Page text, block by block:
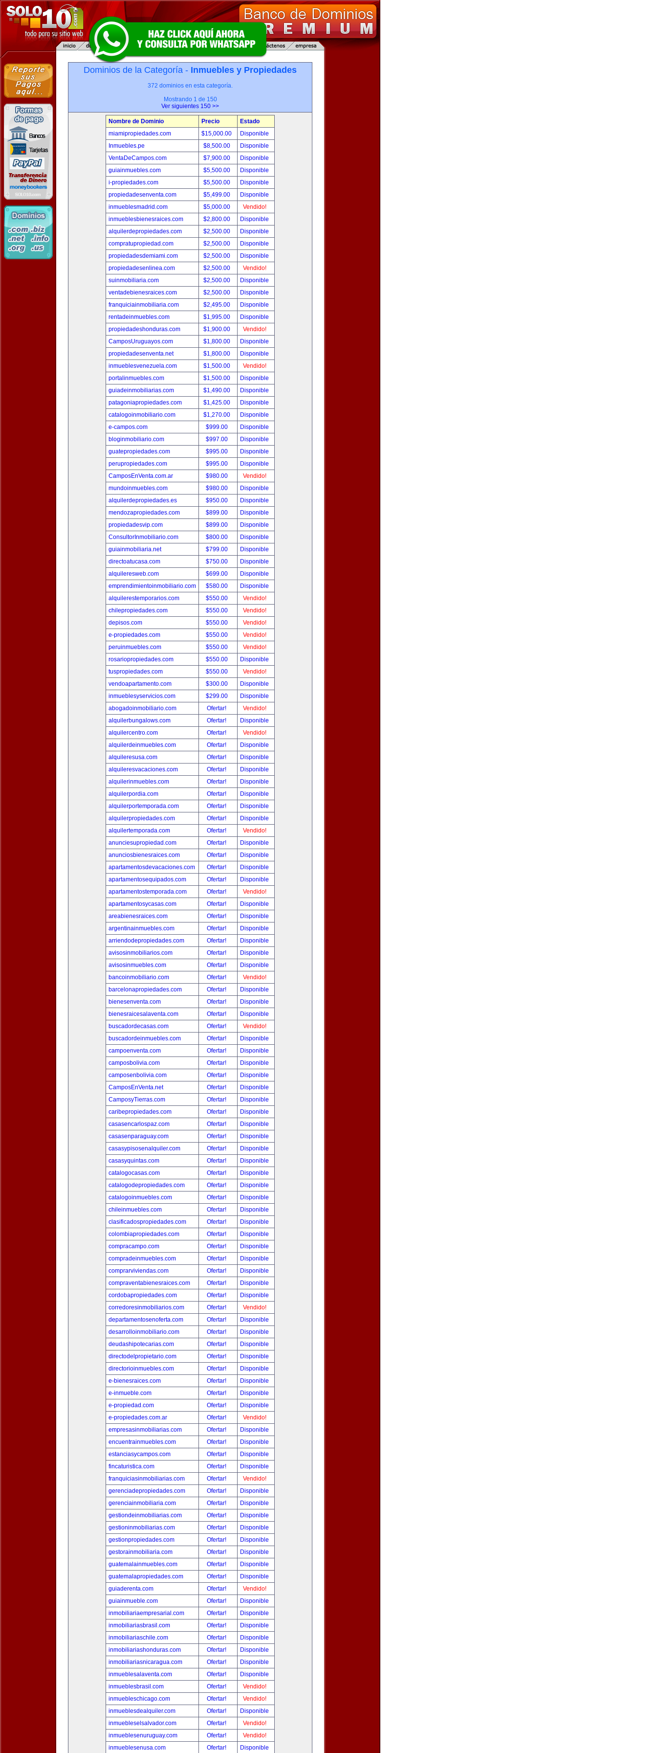
Dominios de la Categoría - Inmuebles y Propiedades
372 dominios en esta categoría.
Mostrando 1 de 150
Ver siguientes 150 >>
Nombre de Dominio Precio
Estado
miamipropiedades.com
$15,000.00
Disponible
Inmuebles.pe
$8,500.00
Disponible
VentaDeCampos.com
$7,900.00
Disponible
guiainmuebles.com
$5,500.00
Disponible
i-propiedades.com
$5,500.00
Disponible
propiedadesenventa.com
$5,499.00
Disponible
inmueblesmadrid.com
$5,000.00
Vendido!
inmueblesbienesraices.com
$2,800.00
Disponible
alquilerdepropiedades.com
$2,500.00
Disponible
compratupropiedad.com
$2,500.00
Disponible
propiedadesdemiami.com
$2,500.00
Disponible
propiedadesenlinea.com
$2,500.00
Vendido!
suinmobiliaria.com
$2,500.00
Disponible
ventadebienesraices.com
$2,500.00
Disponible
franquiciainmobiliaria.com
$2,495.00
Disponible
rentadeinmuebles.com
$1,995.00
Disponible
propiedadeshonduras.com
$1,900.00
Vendido!
CamposUruguayos.com
$1,800.00
Disponible
propiedadesenventa.net
$1,800.00
Disponible
inmueblesvenezuela.com
$1,500.00
Vendido!
portalinmuebles.com
$1,500.00
Disponible
guiadeinmobiliarias.com
$1,490.00
Disponible
patagoniapropiedades.com
$1,425.00
Disponible
catalogoinmobiliario.com
$1,270.00
Disponible
e-campos.com
$999.00
Disponible
bloginmobiliario.com
$997.00
Disponible
guatepropiedades.com
$995.00
Disponible
perupropiedades.com
$995.00
Disponible
CamposEnVenta.com.ar
$980.00
Vendido!
mundoinmuebles.com
$980.00
Disponible
alquilerdepropiedades.es
$950.00
Disponible
mendozapropiedades.com
$899.00
Disponible
propiedadesvip.com
$899.00
Disponible
ConsultorInmobiliario.com
$800.00
Disponible
guiainmobiliaria.net
$799.00
Disponible
directoatucasa.com
$750.00
Disponible
alquileresweb.com
$699.00
Disponible
emprendimientoinmobiliario.com
$580.00
Disponible
alquilerestemporarios.com
$550.00
Vendido!
chilepropiedades.com
$550.00
Vendido!
depisos.com
$550.00
Vendido!
e-propiedades.com
$550.00
Vendido!
peruinmuebles.com
$550.00
Vendido!
rosariopropiedades.com
$550.00
Disponible
tuspropiedades.com
$550.00
Vendido!
vendoapartamento.com
$300.00
Disponible
inmueblesyservicios.com
$299.00
Disponible
abogadoinmobiliario.com
Ofertar!
Vendido!
alquilerbungalows.com
Ofertar!
Disponible
alquilercentro.com
Ofertar!
Vendido!
alquilerdeinmuebles.com
Ofertar!
Disponible
alquileresusa.com
Ofertar!
Disponible
alquileresvacaciones.com
Ofertar!
Disponible
alquilerinmuebles.com
Ofertar!
Disponible
alquilerpordia.com
Ofertar!
Disponible
alquilerportemporada.com
Ofertar!
Disponible
alquilerpropiedades.com
Ofertar!
Disponible
alquilertemporada.com
Ofertar!
Vendido!
anunciesupropiedad.com
Ofertar!
Disponible
anunciosbienesraices.com
Ofertar!
Disponible
apartamentosdevacaciones.com
Ofertar!
Disponible
apartamentosequipados.com
Ofertar!
Disponible
apartamentostemporada.com
Ofertar!
Vendido!
apartamentosycasas.com
Ofertar!
Disponible
areabienesraices.com
Ofertar!
Disponible
argentinainmuebles.com
Ofertar!
Disponible
arriendodepropiedades.com
Ofertar!
Disponible
avisosinmobiliarios.com
Ofertar!
Disponible
avisosinmuebles.com
Ofertar!
Disponible
bancoinmobiliario.com
Ofertar!
Vendido!
barcelonapropiedades.com
Ofertar!
Disponible
bienesenventa.com
Ofertar!
Disponible
bienesraicesalaventa.com
Ofertar!
Disponible
buscadordecasas.com
Ofertar!
Vendido!
buscadordeinmuebles.com
Ofertar!
Disponible
campoenventa.com
Ofertar!
Disponible
camposbolivia.com
Ofertar!
Disponible
camposenbolivia.com
Ofertar!
Disponible
CamposEnVenta.net
Ofertar!
Disponible
CamposyTierras.com
Ofertar!
Disponible
caribepropiedades.com
Ofertar!
Disponible
casasencarlospaz.com
Ofertar!
Disponible
casasenparaguay.com
Ofertar!
Disponible
casasypisosenalquiler.com
Ofertar!
Disponible
casasyquintas.com
Ofertar!
Disponible
catalogocasas.com
Ofertar!
Disponible
catalogodepropiedades.com
Ofertar!
Disponible
catalogoinmuebles.com
Ofertar!
Disponible
chileinmuebles.com
Ofertar!
Disponible
clasificadospropiedades.com
Ofertar!
Disponible
colombiapropiedades.com
Ofertar!
Disponible
compracampo.com
Ofertar!
Disponible
compradeinmuebles.com
Ofertar!
Disponible
comprarviviendas.com
Ofertar!
Disponible
compraventabienesraices.com
Ofertar!
Disponible
cordobapropiedades.com
Ofertar!
Disponible
corredoresinmobiliarios.com
Ofertar!
Vendido!
departamentosenoferta.com
Ofertar!
Disponible
desarrolloinmobiliario.com
Ofertar!
Disponible
deudashipotecarias.com
Ofertar!
Disponible
directodelpropietario.com
Ofertar!
Disponible
directorioinmuebles.com
Ofertar!
Disponible
e-bienesraices.com
Ofertar!
Disponible
e-inmueble.com
Ofertar!
Disponible
e-propiedad.com
Ofertar!
Disponible
e-propiedades.com.ar
Ofertar!
Vendido!
empresasinmobiliarias.com
Ofertar!
Disponible
encuentrainmuebles.com
Ofertar!
Disponible
estanciasycampos.com
Ofertar!
Disponible
fincaturistica.com
Ofertar!
Disponible
franquiciasinmobiliarias.com
Ofertar!
Vendido!
gerenciadepropiedades.com
Ofertar!
Disponible
gerenciainmobiliaria.com
Ofertar!
Disponible
gestiondeinmobiliarias.com
Ofertar!
Disponible
gestioninmobiliarias.com
Ofertar!
Disponible
gestionpropiedades.com
Ofertar!
Disponible
gestorainmobiliaria.com
Ofertar!
Disponible
guatemalainmuebles.com
Ofertar!
Disponible
guatemalapropiedades.com
Ofertar!
Disponible
guiaderenta.com
Ofertar!
Vendido!
guiainmueble.com
Ofertar!
Disponible
inmobiliariaempresarial.com
Ofertar!
Disponible
inmobiliariasbrasil.com
Ofertar!
Disponible
inmobiliariaschile.com
Ofertar!
Disponible
inmobiliariashonduras.com
Ofertar!
Disponible
inmobiliariasnicaragua.com
Ofertar!
Disponible
inmueblesalaventa.com
Ofertar!
Disponible
inmueblesbrasil.com
Ofertar!
Vendido!
inmuebleschicago.com
Ofertar!
Vendido!
inmueblesdealquiler.com
Ofertar!
Disponible
inmuebleselsalvador.com
Ofertar!
Vendido!
inmueblesenuruguay.com
Ofertar!
Vendido!
inmueblesenusa.com
Ofertar! Disponible